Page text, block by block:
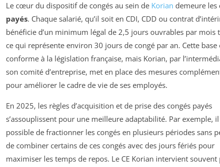
Le cœur du dispositif de congés au sein de Korian demeure les
payés. Chaque salarié, qu’il soit en CDI, CDD ou contrat
bénéficie d’un minimum légal de 2,5 jours ouvrables par mois
ce qui représente environ 30 jours de congé par an. Cette base
conforme à la législation française, mais Korian, par
son comité d’entreprise, met en place des mesures
pour améliorer le cadre de vie de ses employés.
En 2025, les règles d’acquisition et de prise des congés payés
s’assouplissent pour une meilleure adaptabilité. Par exemple,
possible de fractionner les congés en plusieurs périodes sans
de combiner certains de ces congés avec des jours fériés pour
maximiser les temps de repos. Le CE Korian intervient souvent